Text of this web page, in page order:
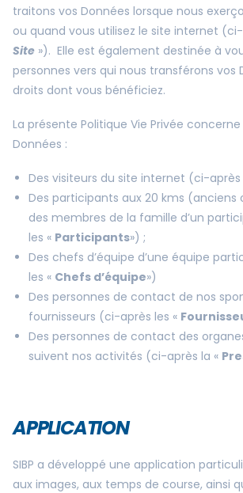
traitons vos Données lorsque nous
ou quand vous utilisez le site internet (ci-
Site »). Elle est également destinée à
personnes vers qui nous transférons vos
droits dont vous bénéficiez.
La présente Politique Vie Privée
Données :
Des visiteurs du site internet (ci-après
Des participants aux 20 kms (anciens
des membres de la famille d’un
les « Participants») ;
Des chefs d’équipe d’une équipe
les « Chefs d’équipe»)
Des personnes de contact de nos
fournisseurs (ci-après les «
Des personnes de contact des
suivent nos activités (ci-après la «
APPLICATION
SIBP a développé une application
aux images, aux temps de course, ainsi